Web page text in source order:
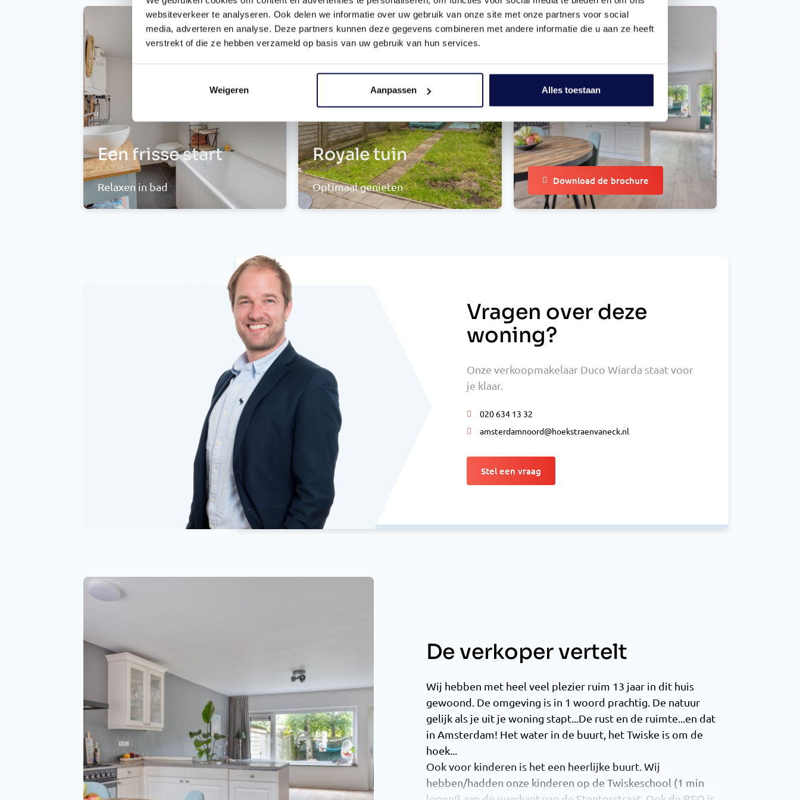
websiteverkeer te analyseren. Ook delen we informatie over uw gebruik van onze site met onze partners voor social
media, adverteren en analyse. Deze partners kunnen deze gegevens combineren met andere informatie die u aan ze heeft
verstrekt of die ze hebben verzameld op basis van uw gebruik van hun services.
Weigeren Aanpassen Alles toestaan
Een frisse start
Relaxen in bad
Royale tuin
Optimaal genieten
Download de brochure
Vragen over deze
woning?
Onze verkoopmakelaar Duco Wiarda staat voor
je klaar.
020 634 13 32
amsterdamnoord@hoekstraenvaneck.nl
Stel een vraag
De verkoper vertelt
Wij hebben met heel veel plezier ruim 13 jaar in dit huis
gewoond. De omgeving is in 1 woord prachtig. De natuur
gelijk als je uit je woning stapt...De rust en de ruimte...en dat
in Amsterdam! Het water in de buurt, het Twiske is om de
hoek...
Ook voor kinderen is het een heerlijke buurt. Wij
hebben/hadden onze kinderen op de Twiskeschool (1 min